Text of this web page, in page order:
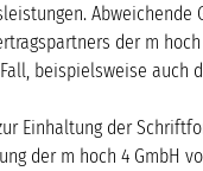
Abweichende
der m
beispielsweise auch
Einhaltung der
der m hoch 4 GmbH